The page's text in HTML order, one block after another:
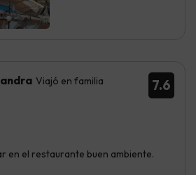
7.6
Viajó en familia
en el restaurante buen ambiente.